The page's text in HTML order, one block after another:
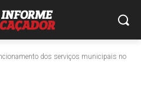
dos serviços municipais no